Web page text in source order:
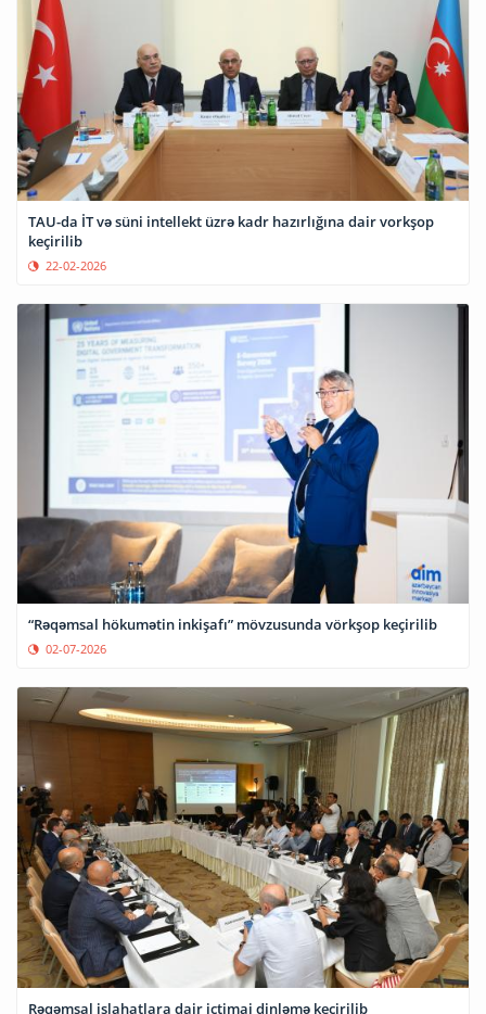
TAU-da İT və süni intellekt üzrə kadr hazırlığına dair vorkşop
keçirilib
22-02-2026
“Rəqəmsal hökumətin inkişafı” mövzusunda vörkşop keçirilib
02-07-2026
Rəqəmsal islahatlara dair ictimai dinləmə keçirilib